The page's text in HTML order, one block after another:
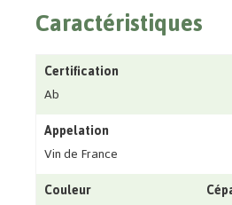
Caractéristiques
Certification
Ab
Appelation
Vin de France
Couleur